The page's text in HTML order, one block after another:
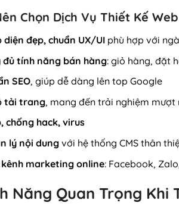
Chọn Dịch Vụ Thiết Kế
diện đẹp, chuẩn UX/UIphù hợp với
đủ tính năng bán hàng: giỏ hàng, đặt
SEO, giúp dễ dàng lên top Google
tải trang, mang đến trải nghiệm mượt
chống hack, virus
lý nội dungvới hệ thống CMS thân
kênh marketing online: Facebook,
Năng Quan Trọng Khi